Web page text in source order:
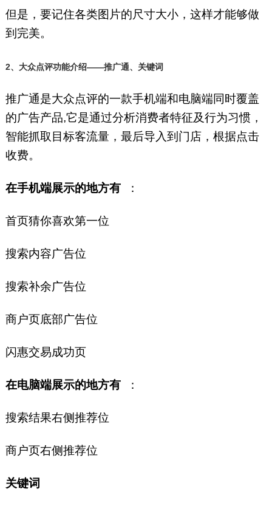
但是，要记住各类图片的尺寸大小，这样才能够做
到完美。
2、大众点评功能介绍——推广通、关键词
推广通是大众点评的一款手机端和电脑端同时覆盖
的广告产品,它是通过分析消费者特征及行为习惯，
智能抓取目标客流量，最后导入到门店，根据点击
收费。
在手机端展示的地方有 ：
首页猜你喜欢第一位
搜索内容广告位
搜索补余广告位
商户页底部广告位
闪惠交易成功页
在电脑端展示的地方有 ：
搜索结果右侧推荐位
商户页右侧推荐位
关键词